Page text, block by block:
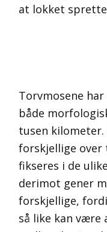
at lokket
Torvmosene
både
tusen
forskjellige over
fikseres i de
derimot gener
forskjellige,
så like kan være